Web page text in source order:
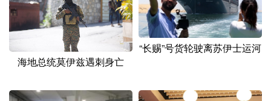
山东 河南 湖北 湖南
海南 重庆
四川 贵州
陕西 甘肃 青海 宁夏
海地总统莫伊兹遇刺身亡
“长赐”号货轮驶离苏伊士运河